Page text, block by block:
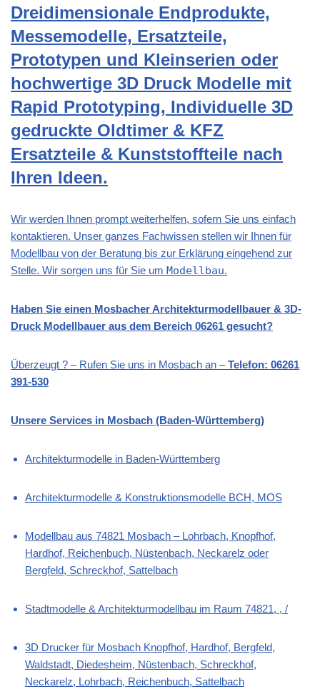
Dreidimensionale Endprodukte,
Messemodelle, Ersatzteile,
Prototypen und Kleinserien oder
hochwertige 3D Druck Modelle mit
Rapid Prototyping, Individuelle 3D
gedruckte Oldtimer & KFZ
Ersatzteile & Kunststoffteile nach
Ihren Ideen.
Wir werden Ihnen prompt weiterhelfen, sofern Sie uns einfach
kontaktieren. Unser ganzes Fachwissen stellen wir Ihnen für
Modellbau von der Beratung bis zur Erklärung eingehend zur
Stelle. Wir sorgen uns für Sie um Modellbau.
Haben Sie einen Mosbacher Architekturmodellbauer & 3D-
Druck Modellbauer aus dem Bereich 06261 gesucht?
Überzeugt ? – Rufen Sie uns in Mosbach an –Telefon: 06261
391-530
Unsere Services in Mosbach (Baden-Württemberg)
Architekturmodelle in Baden-Württemberg
Architekturmodelle & Konstruktionsmodelle BCH, MOS
Modellbau aus 74821 Mosbach – Lohrbach, Knopfhof,
Hardhof, Reichenbuch, Nüstenbach, Neckarelz oder
Bergfeld, Schreckhof, Sattelbach
Stadtmodelle & Architekturmodellbau im Raum 74821, , /
3D Drucker für Mosbach Knopfhof, Hardhof, Bergfeld,
Waldstadt, Diedesheim, Nüstenbach, Schreckhof,
Neckarelz, Lohrbach, Reichenbuch, Sattelbach